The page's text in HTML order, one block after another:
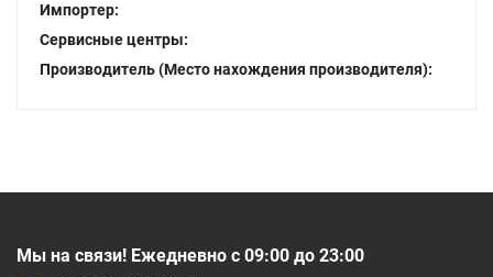
Импортер:
Сервисные центры:
Производитель (Место нахождения производителя):
Мы на связи! Ежедневно с 09:00 до 23:00